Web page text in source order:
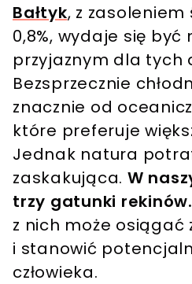
Bałtyk, z zasoleniem
0,8%, wydaje się być
przyjaznym dla tych
Bezsprzecznie
znacznie od
które preferuje
Jednak natura
zaskakująca. W
trzy gatunki rekinów.
z nich może osiągać
i stanowić
człowieka.